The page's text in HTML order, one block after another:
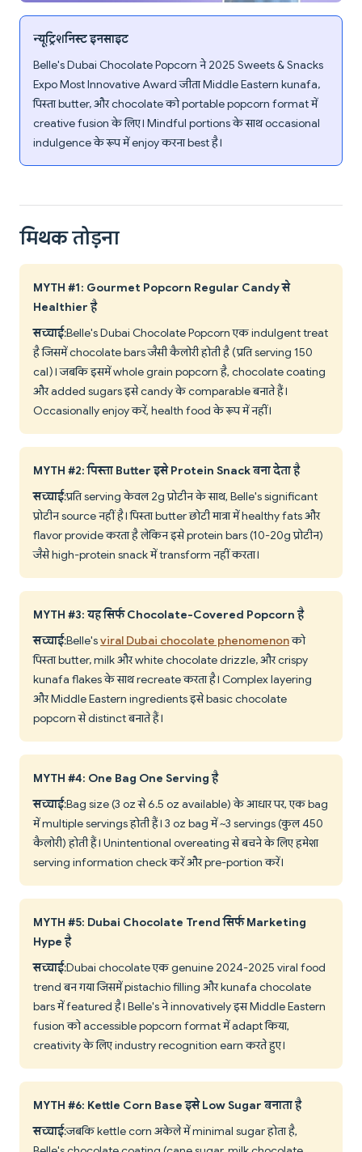
न्यूट्रिशनिस्ट इनसाइट
Belle's Dubai Chocolate Popcorn ने 2025 Sweets & Snacks
Expo Most Innovative Award जीता Middle Eastern kunafa,
पिस्ता butter, और chocolate को portable popcorn format में
creative fusion के लिए। Mindful portions के साथ occasional
indulgence के रूप में enjoy करना best है।
मिथक तोड़ना
MYTH #1: Gourmet Popcorn Regular Candy से
Healthier है
सच्चाई: Belle's Dubai Chocolate Popcorn एक indulgent treat
है जिसमें chocolate bars जैसी कैलोरी होती है (प्रति serving 150
cal)। जबकि इसमें whole grain popcorn है, chocolate coating
और added sugars इसे candy के comparable बनाते हैं।
Occasionally enjoy करें, health food के रूप में नहीं।
MYTH #2: पिस्ता Butter इसे Protein Snack बना देता है
सच्चाई: प्रति serving केवल 2g प्रोटीन के साथ, Belle's significant
प्रोटीन source नहीं है। पिस्ता butter छोटी मात्रा में healthy fats और
flavor provide करता है लेकिन इसे protein bars (10-20g प्रोटीन)
जैसे high-protein snack में transform नहीं करता।
MYTH #3: यह सिर्फ Chocolate-Covered Popcorn है
सच्चाई: Belle'sviral Dubai chocolate phenomenonको
पिस्ता butter, milk और white chocolate drizzle, और crispy
kunafa flakes के साथ recreate करता है। Complex layering
और Middle Eastern ingredients इसे basic chocolate
popcorn से distinct बनाते हैं।
MYTH #4: One Bag One Serving है
सच्चाई: Bag size (3 oz से 6.5 oz available) के आधार पर, एक bag
में multiple servings होती हैं। 3 oz bag में ~3 servings (कुल 450
कैलोरी) होती हैं। Unintentional overeating से बचने के लिए हमेशा
serving information check करें और pre-portion करें।
MYTH #5: Dubai Chocolate Trend सिर्फ Marketing
Hype है
सच्चाई: Dubai chocolate एक genuine 2024-2025 viral food
trend बन गया जिसमें pistachio filling और kunafa chocolate
bars में featured है। Belle's ने innovatively इस Middle Eastern
fusion को accessible popcorn format में adapt किया,
creativity के लिए industry recognition earn करते हुए।
MYTH #6: Kettle Corn Base इसे Low Sugar बनाता है
सच्चाई: जबकि kettle corn अकेले में minimal sugar होता है,